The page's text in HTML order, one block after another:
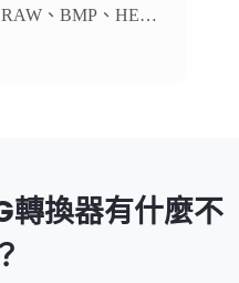
、BMP、HEIC
換器有什麼不